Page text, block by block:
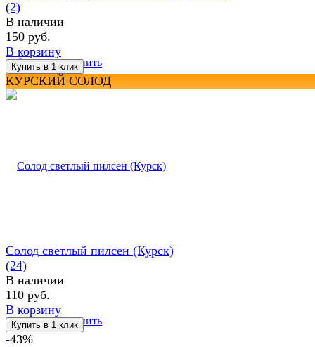
избранное сравнить
(2)
В наличии
150 руб.
В корзину
КУРСКИЙ СОЛОД
избранное сравнить
Солод светлый пилсен (Курск)
(24)
В наличии
110 руб.
В корзину
-43%